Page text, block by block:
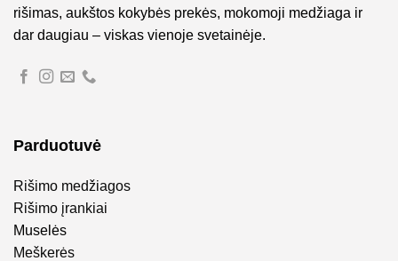
rišimas, aukštos kokybės prekės, mokomoji medžiaga ir
dar daugiau – viskas vienoje svetainėje.
Parduotuvė
Rišimo medžiagos
Rišimo įrankiai
Muselės
Meškerės